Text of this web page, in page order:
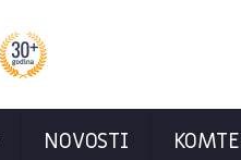
NOVOSTI